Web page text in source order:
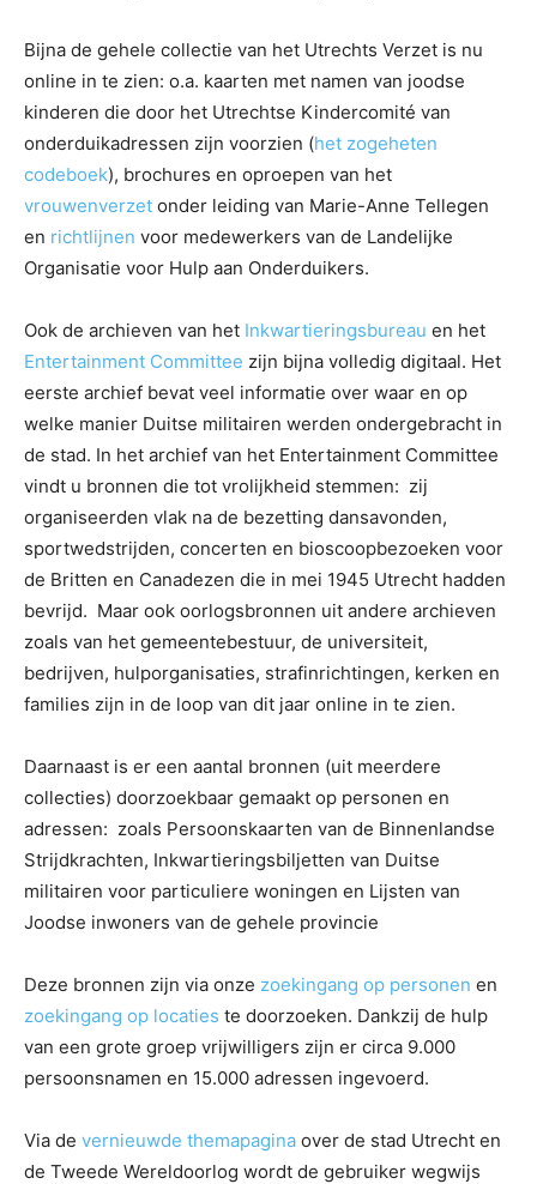
Bijna de gehele collectie van het Utrechts Verzet is nu
online in te zien: o.a. kaarten met namen van joodse
kinderen die door het Utrechtse Kindercomité van
onderduikadressen zijn voorzien (het zogeheten
codeboek), brochures en oproepen van het
vrouwenverzet onder leiding van Marie-Anne Tellegen
en richtlijnen voor medewerkers van de Landelijke
Organisatie voor Hulp aan Onderduikers.
Ook de archieven van het Inkwartieringsbureau en het
Entertainment Committee zijn bijna volledig digitaal. Het
eerste archief bevat veel informatie over waar en op
welke manier Duitse militairen werden ondergebracht in
de stad. In het archief van het Entertainment Committee
vindt u bronnen die tot vrolijkheid stemmen: zij
organiseerden vlak na de bezetting dansavonden,
sportwedstrijden, concerten en bioscoopbezoeken voor
de Britten en Canadezen die in mei 1945 Utrecht hadden
bevrijd. Maar ook oorlogsbronnen uit andere archieven
zoals van het gemeentebestuur, de universiteit,
bedrijven, hulporganisaties, strafinrichtingen, kerken en
families zijn in de loop van dit jaar online in te zien.
Daarnaast is er een aantal bronnen (uit meerdere
collecties) doorzoekbaar gemaakt op personen en
adressen: zoals Persoonskaarten van de Binnenlandse
Strijdkrachten, Inkwartieringsbiljetten van Duitse
militairen voor particuliere woningen en Lijsten van
Joodse inwoners van de gehele provincie
Deze bronnen zijn via onze zoekingang op personen en
zoekingang op locaties te doorzoeken. Dankzij de hulp
van een grote groep vrijwilligers zijn er circa 9.000
persoonsnamen en 15.000 adressen ingevoerd.
Via de vernieuwde themapagina over de stad Utrecht en
de Tweede Wereldoorlog wordt de gebruiker wegwijs